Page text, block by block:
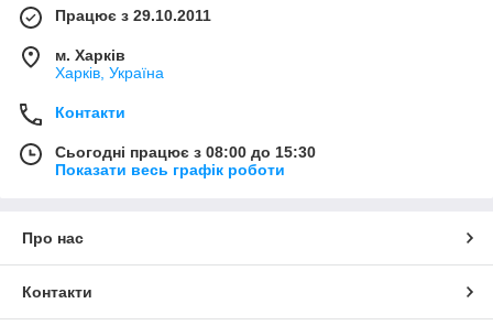
Працює з 29.10.2011
м. Харків
Харків, Україна
Контакти
Сьогодні працює з 08:00 до 15:30
Показати весь графік роботи
Про нас
Контакти